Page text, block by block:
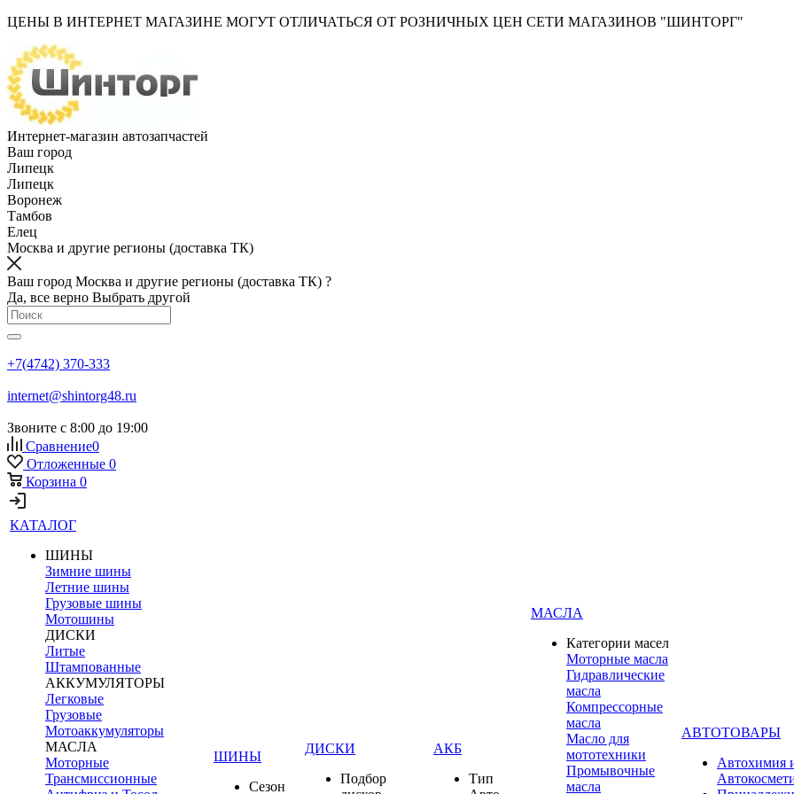
ЦЕНЫ В ИНТЕРНЕТ МАГАЗИНЕ МОГУТ ОТЛИЧАТЬСЯ ОТ РОЗНИЧНЫХ ЦЕН СЕТИ МАГАЗИНОВ "ШИНТОРГ"
Интернет-магазин автозапчастей
Ваш город
Липецк
Липецк
Воронеж
Тамбов
Елец
Москва и другие регионы (доставка ТК)
Ваш город Москва и другие регионы (доставка ТК) ?
Да, все верно Выбрать другой
+7(4742) 370-333
internet@shintorg48.ru
Звоните с 8:00 до 19:00
Сравнение0
Отложенные 0
Корзина 0
КАТАЛОГ
ШИНЫ
Зимние шины
Летние шины
Грузовые шины
Мотошины
ДИСКИ
Литые
Штампованные
АККУМУЛЯТОРЫ
Легковые
Грузовые
Мотоаккумуляторы
МАСЛА
Моторные
Трансмиссионные
ШИНЫ
Сезон
ДИСКИ
Подбор
АКБ
Тип
МАСЛА
Категории масел
Моторные масла
Гидравлические
масла
Компрессорные
масла
Масло для
мототехники
Промывочные
масла
АВТОТОВАРЫ
Автохимия